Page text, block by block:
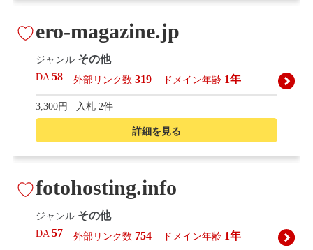
詳細を見る
ero-magazine.jp
ジャンル その他
DA58 外部リンク数 319 ドメイン年齢 1年
3,300円 入札 2件
fotohosting.info
ジャンル その他
DA57 外部リンク数 754 ドメイン年齢 1年